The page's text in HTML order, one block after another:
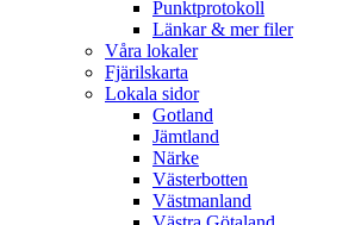
Punktprotokoll
Länkar & mer filer
Våra lokaler
Fjärilskarta
Lokala sidor
Gotland
Jämtland
Närke
Västerbotten
Västmanland